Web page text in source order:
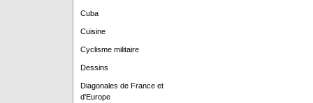
Cuba
Cuisine
Cyclisme militaire
Dessins
Diagonales de France et
d'Europe